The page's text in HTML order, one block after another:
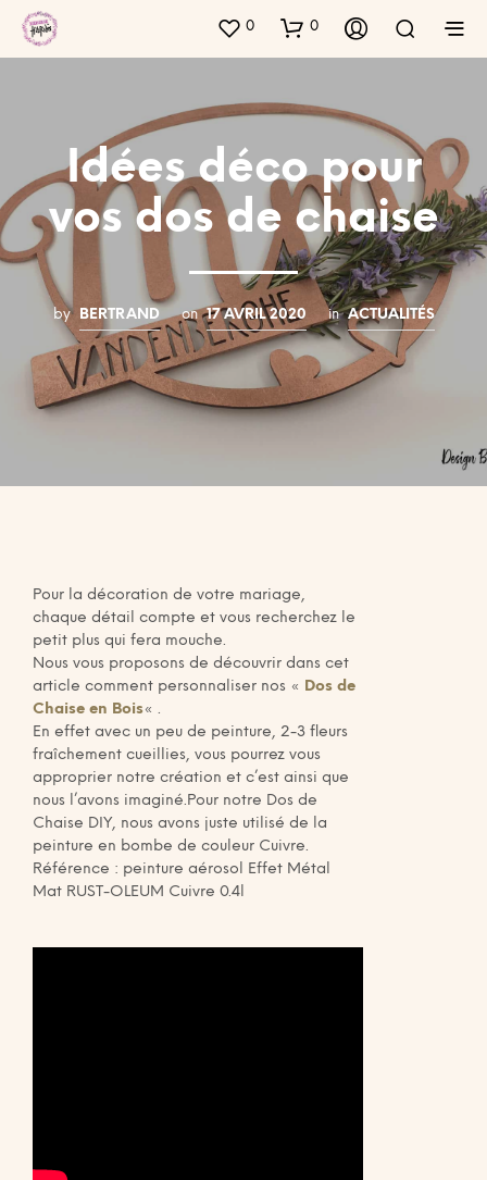
0 0
Idées déco pour
vos dos de chaise
by BERTRAND on 17 AVRIL 2020 in ACTUALITÉS
Pour la décoration de votre mariage,
chaque détail compte et vous recherchez le
petit plus qui fera mouche.
Nous vous proposons de découvrir dans cet
article comment personnaliser nos « Dos de
Chaise en Bois« .
En effet avec un peu de peinture, 2-3 fleurs
fraîchement cueillies, vous pourrez vous
approprier notre création et c’est ainsi que
nous l’avons imaginé.Pour notre Dos de
Chaise DIY, nous avons juste utilisé de la
peinture en bombe de couleur Cuivre.
Référence : peinture aérosol Effet Métal
Mat RUST-OLEUM Cuivre 0.4l